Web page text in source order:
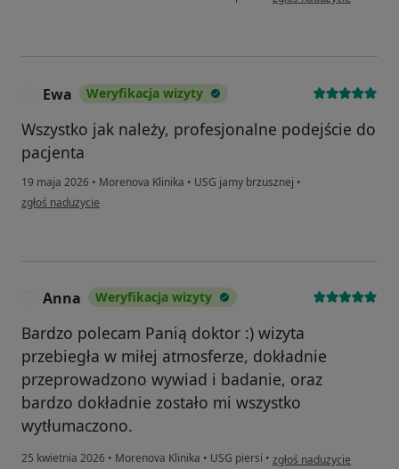
Ewa Weryfikacja wizyty
Wszystko jak należy, profesjonalne podejście do
pacjenta
19 maja 2026 • Morenova Klinika • USG jamy brzusznej •
w opinii użytkownika Ewa
zgłoś nadużycie
Anna Weryfikacja wizyty
Bardzo polecam Panią doktor :) wizyta
przebiegła w miłej atmosferze, dokładnie
przeprowadzono wywiad i badanie, oraz
bardzo dokładnie zostało mi wszystko
wytłumaczono.
25 kwietnia 2026 • Morenova Klinika • USG piersi • w opinii użytkownika
zgłoś nadużycie